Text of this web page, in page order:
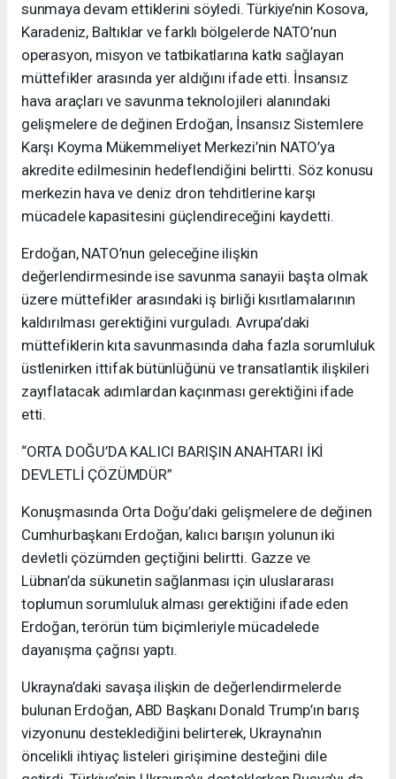
sunmaya devam ettiklerini söyledi. Türkiye’nin Kosova,
Karadeniz, Baltıklar ve farklı bölgelerde NATO’nun
operasyon, misyon ve tatbikatlarına katkı sağlayan
müttefikler arasında yer aldığını ifade etti. İnsansız
hava araçları ve savunma teknolojileri alanındaki
gelişmelere de değinen Erdoğan, İnsansız Sistemlere
Karşı Koyma Mükemmeliyet Merkezi’nin NATO’ya
akredite edilmesinin hedeflendiğini belirtti. Söz konusu
merkezin hava ve deniz dron tehditlerine karşı
mücadele kapasitesini güçlendireceğini kaydetti.
Erdoğan, NATO’nun geleceğine ilişkin
değerlendirmesinde ise savunma sanayii başta olmak
üzere müttefikler arasındaki iş birliği kısıtlamalarının
kaldırılması gerektiğini vurguladı. Avrupa’daki
müttefiklerin kıta savunmasında daha fazla sorumluluk
üstlenirken ittifak bütünlüğünü ve transatlantik ilişkileri
zayıflatacak adımlardan kaçınması gerektiğini ifade
etti.
“ORTA DOĞU’DA KALICI BARIŞIN ANAHTARI İKİ
DEVLETLİ ÇÖZÜMDÜR”
Konuşmasında Orta Doğu’daki gelişmelere de değinen
Cumhurbaşkanı Erdoğan, kalıcı barışın yolunun iki
devletli çözümden geçtiğini belirtti. Gazze ve
Lübnan’da sükunetin sağlanması için uluslararası
toplumun sorumluluk alması gerektiğini ifade eden
Erdoğan, terörün tüm biçimleriyle mücadelede
dayanışma çağrısı yaptı.
Ukrayna’daki savaşa ilişkin de değerlendirmelerde
bulunan Erdoğan, ABD Başkanı Donald Trump’ın barış
vizyonunu desteklediğini belirterek, Ukrayna’nın
öncelikli ihtiyaç listeleri girişimine desteğini dile